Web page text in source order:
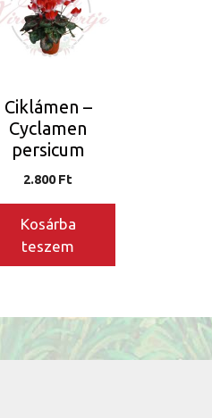
Ciklámen –
Cyclamen
persicum
2.800Ft
Kosárba
teszem